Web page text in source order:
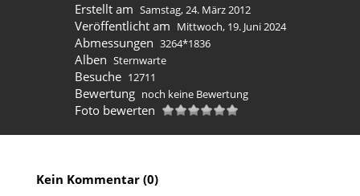
Erstellt am Samstag, 24. März 2012
Veröffentlicht am Mittwoch, 19. Juni 2024
Abmessungen 3264*1836
Alben Sternwarte
Besuche 12711
Bewertung noch keine Bewertung
Foto bewerten
Kein Kommentar (0)